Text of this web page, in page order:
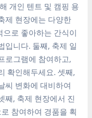
개인 텐트 및 캠핑 용
제 현장에는 다양한
로 좋아하는 간식이
입니다. 둘째, 축제 일
로그램에 참여하고,
확인해두세요. 셋째,
씨 변화에 대비하여
째, 축제 현장에서 진
참여하여 경품을 획